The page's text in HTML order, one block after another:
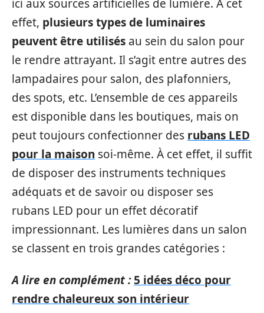
ici aux sources artificielles de lumière. À cet
effet, plusieurs types de luminaires
peuvent être utilisés au sein du salon pour
le rendre attrayant. Il s’agit entre autres des
lampadaires pour salon, des plafonniers,
des spots, etc. L’ensemble de ces appareils
est disponible dans les boutiques, mais on
peut toujours confectionner des rubans LED
pour la maison soi-même. À cet effet, il suffit
de disposer des instruments techniques
adéquats et de savoir ou disposer ses
rubans LED pour un effet décoratif
impressionnant. Les lumières dans un salon
se classent en trois grandes catégories :
A lire en complément : 5 idées déco pour
rendre chaleureux son intérieur